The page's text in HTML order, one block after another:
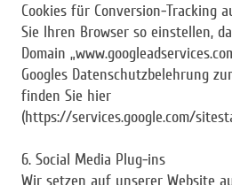
Cookies für Conversion-Tracking
Sie Ihren Browser so einstellen,
Domain
Googles Datenschutzbelehrung
finden Sie hier
(https://services.google.com/
6. Social Media Plug-ins
Wir setzen auf unserer Website